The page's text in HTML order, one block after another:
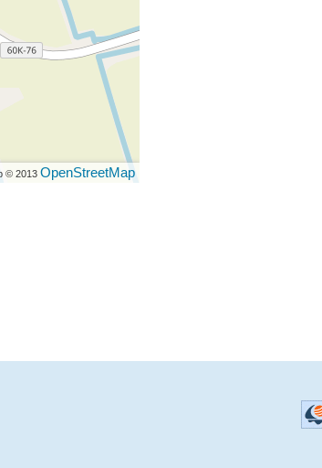
© 2013 OpenStreetMap